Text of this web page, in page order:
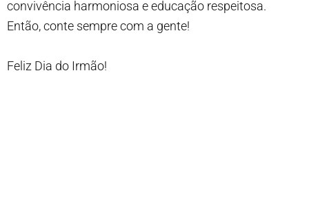
convivência harmoniosa e educação respeitosa.
Então, conte sempre com a gente!
Feliz Dia do Irmão!